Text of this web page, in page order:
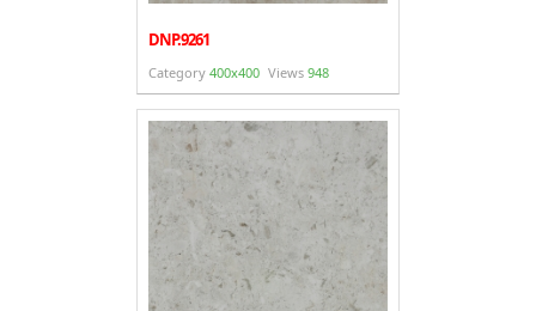
DNP.9261
Category 400x400 Views 948